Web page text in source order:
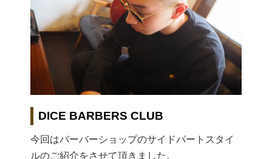
DICE BARBERS CLUB
今回はバーバーショップのサイドパートスタイ
ルのご紹介をさせて頂きました。